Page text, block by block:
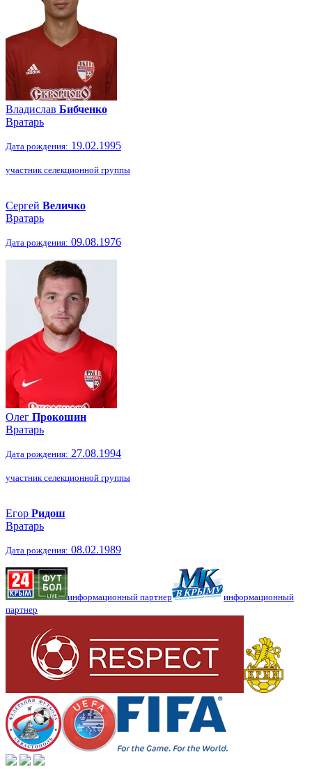
Владислав Бибченко
Вратарь
Дата рождения: 19.02.1995
участник селекционной группы
Сергей Величко
Вратарь
Дата рождения: 09.08.1976
Олег Прокошин
Вратарь
Дата рождения: 27.08.1994
участник селекционной группы
Егор Ридош
Вратарь
Дата рождения: 08.02.1989
информационный партнер
информационный
партнер